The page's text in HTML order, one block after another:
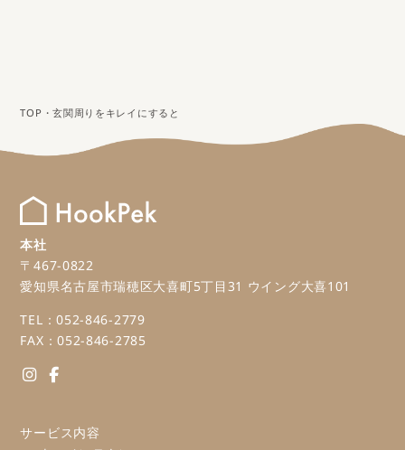
TOP ・玄関周りをキレイにすると
本社
〒467-0822
愛知県名古屋市瑞穂区大喜町5丁目31 ウイング大喜101
TEL：052-846-2779
FAX：052-846-2785
サービス内容